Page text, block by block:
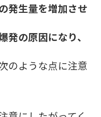
発生量を増加させ
発の原因になり、
のような点に注意